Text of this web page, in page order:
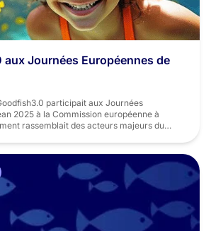
Journées Européennes de
participait aux Journées
2025 à la Commission européenne à
rassemblait des acteurs majeurs du
de sessions axées sur […]